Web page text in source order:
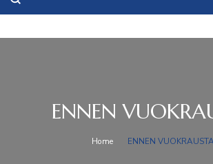
ENNEN
Home ENNEN VUOKRAUSTA